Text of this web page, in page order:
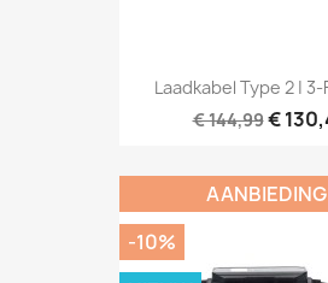
Laadkabel Type 2 |
€ 144,99€
-10%